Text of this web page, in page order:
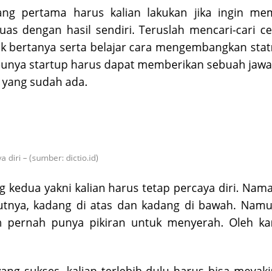
pertama harus kalian lakukan jika ingin
dengan hasil sendiri. Teruslah mencari-cari
bertanya serta belajar cara mengembangkan
startup harus dapat memberikan sebuah
sudah ada.
diri – (sumber: dictio.id)
kedua yakni kalian harus tetap percaya diri.
kadang di atas dan kadang di bawah.
pernah punya pikiran untuk menyerah. Oleh